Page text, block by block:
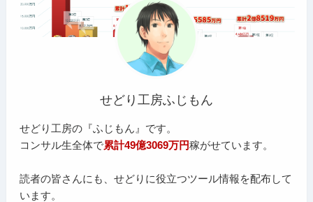
せどり工房ふじもん
せどり工房の『ふじもん』です。
コンサル生全体で累計49億3069万円稼がせています。
読者の皆さんにも、せどりに役立つツール情報を配布して
います。